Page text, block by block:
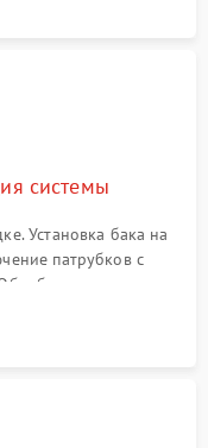
системы
Установка бака на
патрубков с
стыков
протечек воды.